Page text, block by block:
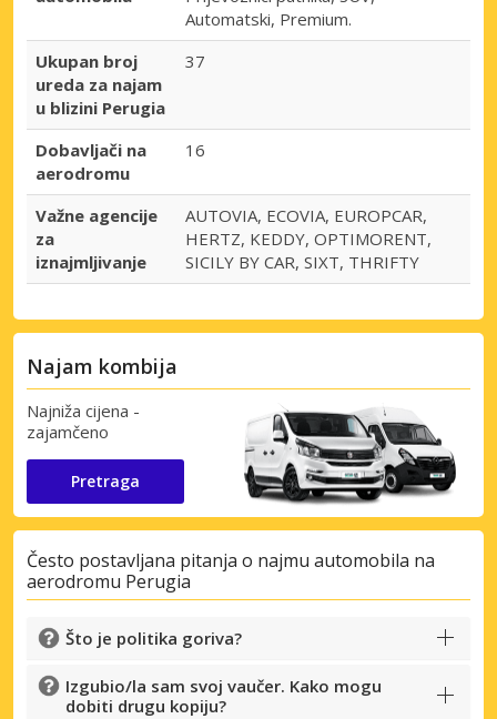
Automatski, Premium.
Ukupan broj
ureda za najam
u blizini Perugia
37
Dobavljači na
aerodromu
16
Važne agencije
za
iznajmljivanje
AUTOVIA, ECOVIA, EUROPCAR,
HERTZ, KEDDY, OPTIMORENT,
SICILY BY CAR, SIXT, THRIFTY
Najam kombija
Najniža cijena -
zajamčeno
Pretraga
Često postavljana pitanja o najmu automobila na
aerodromu Perugia
Što je politika goriva?
Izgubio/la sam svoj vaučer. Kako mogu
dobiti drugu kopiju?